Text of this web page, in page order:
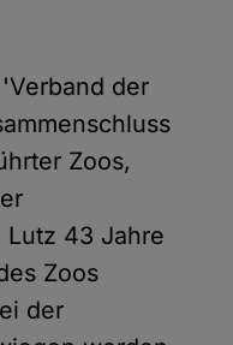
der
Zoos,
Lutz 43 Jahre
Zoos
der